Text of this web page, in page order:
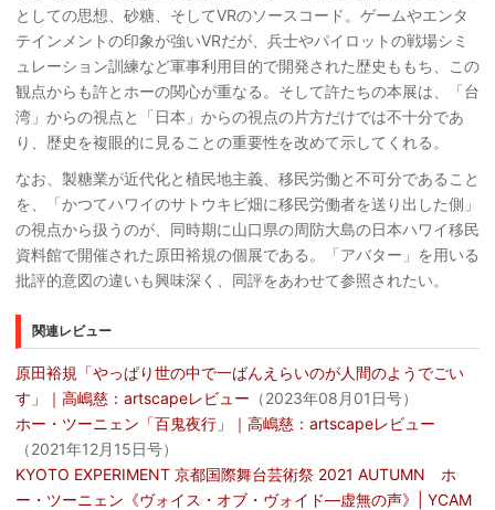
としての思想、砂糖、そしてVRのソースコード。ゲームやエンタ
テインメントの印象が強いVRだが、兵士やパイロットの戦場シミ
ュレーション訓練など軍事利用目的で開発された歴史ももち、この
観点からも許とホーの関心が重なる。そして許たちの本展は、「台
湾」からの視点と「日本」からの視点の片方だけでは不十分であ
り、歴史を複眼的に見ることの重要性を改めて示してくれる。
なお、製糖業が近代化と植民地主義、移民労働と不可分であること
を、「かつてハワイのサトウキビ畑に移民労働者を送り出した側」
の視点から扱うのが、同時期に山口県の周防大島の日本ハワイ移民
資料館で開催された原田裕規の個展である。「アバター」を用いる
批評的意図の違いも興味深く、同評をあわせて参照されたい。
関連レビュー
原田裕規「やっぱり世の中で一ばんえらいのが人間のようでごい
す」｜高嶋慈：artscapeレビュー （2023年08月01日号）
ホー・ツーニェン「百鬼夜行」｜高嶋慈：artscapeレビュー
（2021年12月15日号）
KYOTO EXPERIMENT 京都国際舞台芸術祭 2021 AUTUMN ホ
ー・ツーニェン《ヴォイス・オブ・ヴォイド―虚無の声》| YCAM